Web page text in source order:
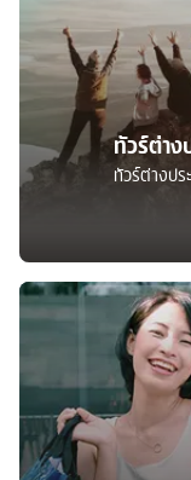
ทัวร์ต่า
ทัวร์ต่างป